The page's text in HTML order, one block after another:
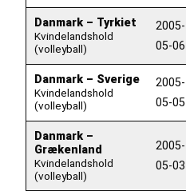
Danmark – Tyrkiet
Kvindelandshold
(volleyball)
2005-
05-06
Danmark – Sverige
Kvindelandshold
(volleyball)
2005-
05-05
Danmark –
Grækenland
Kvindelandshold
(volleyball)
2005-
05-03